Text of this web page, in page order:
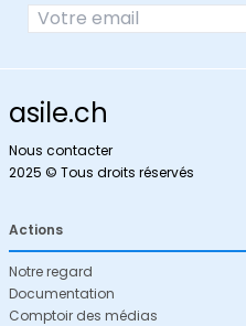
asile.ch
Nous contacter
2025 © Tous droits réservés
Actions
Notre regard
Documentation
Comptoir des médias